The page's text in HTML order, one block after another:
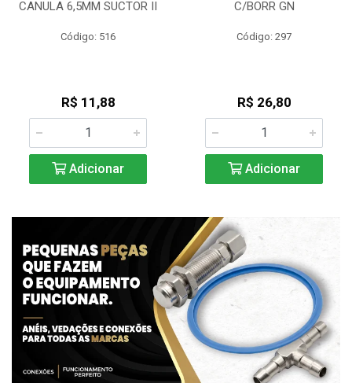
CANULA 6,5MM SUCTOR II
Código: 516
R$ 11,88
Adicionar
C/BORR GN
Código: 297
R$ 26,80
Adicionar